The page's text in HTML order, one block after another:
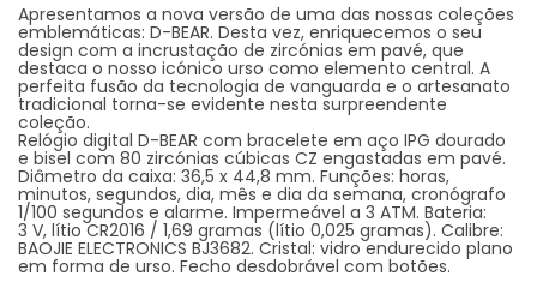
Apresentamos a nova versão de uma das nossas coleções
emblemáticas: D-BEAR. Desta vez, enriquecemos o seu
design com a incrustação de zircónias em pavé, que
destaca o nosso icónico urso como elemento central. A
perfeita fusão da tecnologia de vanguarda e o artesanato
tradicional torna-se evidente nesta surpreendente
coleção.
Relógio digital D-BEAR com bracelete em aço IPG dourado
e bisel com 80 zircónias cúbicas CZ engastadas em pavé.
Diâmetro da caixa: 36,5 x 44,8 mm. Funções: horas,
minutos, segundos, dia, mês e dia da semana, cronógrafo
1/100 segundos e alarme. Impermeável a 3 ATM. Bateria:
3 V, lítio CR2016 / 1,69 gramas (lítio 0,025 gramas). Calibre:
BAOJIE ELECTRONICS BJ3682. Cristal: vidro endurecido plano
em forma de urso. Fecho desdobrável com botões.